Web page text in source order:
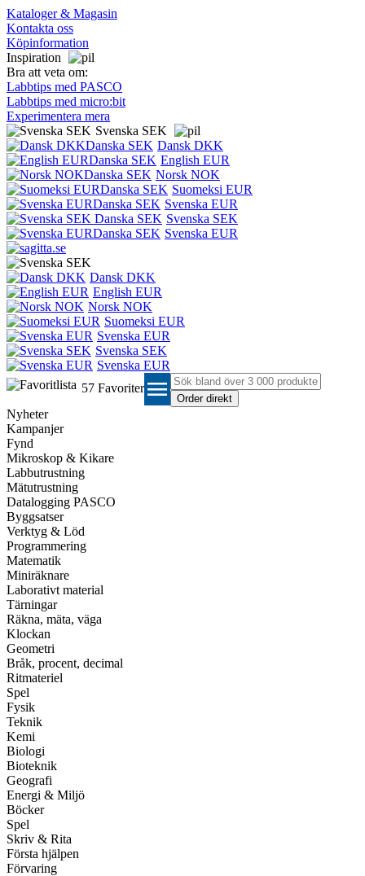
Kataloger & Magasin
Kontakta oss
Köpinformation
Inspiration
Bra att veta om:
Labbtips med PASCO
Labbtips med micro:bit
Experimentera mera
Svenska SEK
Dansk DKK
English EUR
Norsk NOK
Suomeksi EUR
Svenska EUR
Svenska SEK
Svenska EUR
Dansk DKK
English EUR
Norsk NOK
Suomeksi EUR
Svenska EUR
Svenska SEK
Svenska EUR
57 Favoriter menu
Nyheter
Kampanjer
Fynd
Mikroskop & Kikare
Labbutrustning
Mätutrustning
Datalogging PASCO
Byggsatser
Verktyg & Löd
Programmering
Matematik
Miniräknare
Laborativt material
Tärningar
Räkna, mäta, väga
Klockan
Geometri
Bråk, procent, decimal
Ritmateriel
Spel
Fysik
Teknik
Kemi
Biologi
Bioteknik
Geografi
Energi & Miljö
Böcker
Spel
Skriv & Rita
Första hjälpen
Förvaring